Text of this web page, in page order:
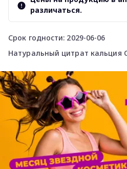
Срок годности: 2029-06-06
Натуральный цитрат кальция
различаться.